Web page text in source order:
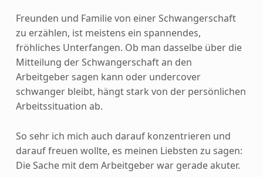
Freunden und Familie von einer Schwangerschaft
zu erzählen, ist meistens ein spannendes,
fröhliches Unterfangen. Ob man dasselbe über die
Mitteilung der Schwangerschaft an den
Arbeitgeber sagen kann oder undercover
schwanger bleibt, hängt stark von der persönlichen
Arbeitssituation ab.
So sehr ich mich auch darauf konzentrieren und
darauf freuen wollte, es meinen Liebsten zu sagen:
Die Sache mit dem Arbeitgeber war gerade akuter.